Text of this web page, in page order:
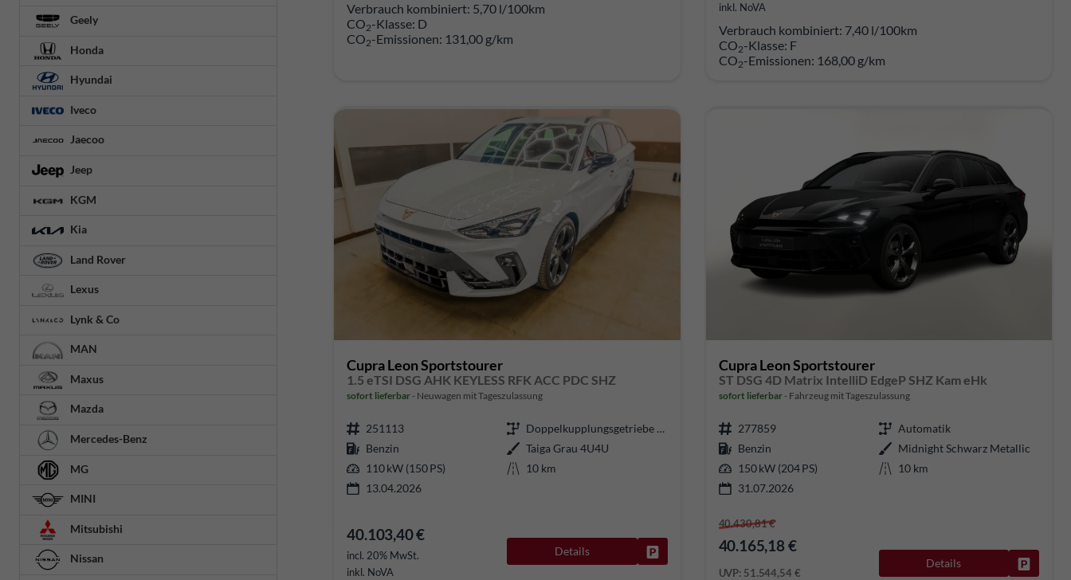
Verbrauch kombiniert: 5,70 l/100km
CO2-Klasse: D
CO2-Emissionen: 131,00 g/km
inkl. NoVA
Verbrauch kombiniert: 7,40 l/100km
CO2-Klasse: F
CO2-Emissionen: 168,00 g/km
Cupra Leon Sportstourer
1.5 eTSI DSG AHK KEYLESS RFK ACC PDC SHZ
sofort lieferbar Neuwagen mit Tageszulassung
251113
Doppelkupplungsgetriebe (DSG)
Benzin
Taiga Grau 4U4U
110 kW (150 PS)
10 km
13.04.2026
40.103,40 €
incl. 20% MwSt.
inkl. NoVA
Details Fahrzeug parken
Cupra Leon Sportstourer
ST DSG 4D Matrix IntelliD EdgeP SHZ Kam eHk
sofort lieferbar Fahrzeug mit Tageszulassung
277859
Automatik
Benzin
Midnight Schwarz Metallic
150 kW (204 PS)
10 km
31.07.2026
40.430,81 €
40.165,18 €
UVP: 51.544,54 €
Details
Geely
Honda
Hyundai
Iveco
Jaecoo
Jeep
KGM
Kia
Land Rover
Lexus
Lynk & Co
MAN
Maxus
Mazda
Mercedes-Benz
MG
MINI
Mitsubishi
Nissan